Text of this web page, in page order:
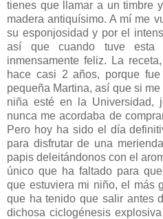
tienes que llamar a un timbre
madera antiquísimo. A mí me
su esponjosidad y por el
así que cuando tuve
inmensamente feliz. La
hace casi 2 años, porque
pequeña Martina, así que si
niña esté en la Universidad,
nunca me acordaba de
Pero hoy ha sido el día
para disfrutar de una
papis deleitándonos con el
único que ha faltado para
que estuviera mi niño, el más
que ha tenido que salir antes
dichosa ciclogénesis